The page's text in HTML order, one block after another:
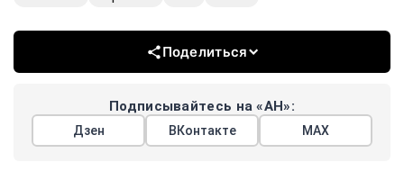
Поделиться
Подписывайтесь на «АН»:
Дзен ВКонтакте МАХ